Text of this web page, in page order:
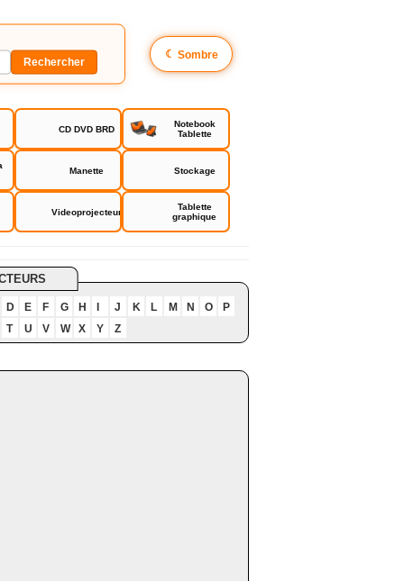
☾ Sombre
CD DVD BRD
Notebook
Tablette
Manette Stockage
Videoprojecteur
Tablette
graphique
D E F G H J K L M N O
P
T
U V W X Y Z